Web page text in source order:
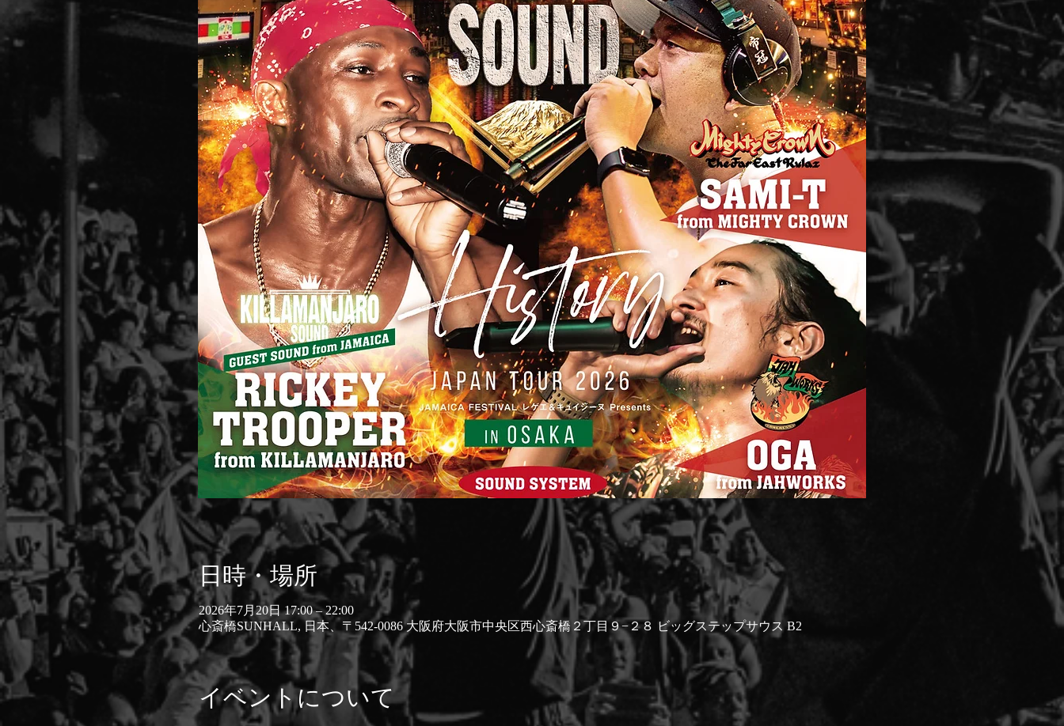
日時・場所
2026年7月20日 17:00 – 22:00
心斎橋SUNHALL, 日本、〒542-0086 大阪府大阪市中央区西心斎橋２丁目９−２８ ビッグステップサウス B2
イベントについて